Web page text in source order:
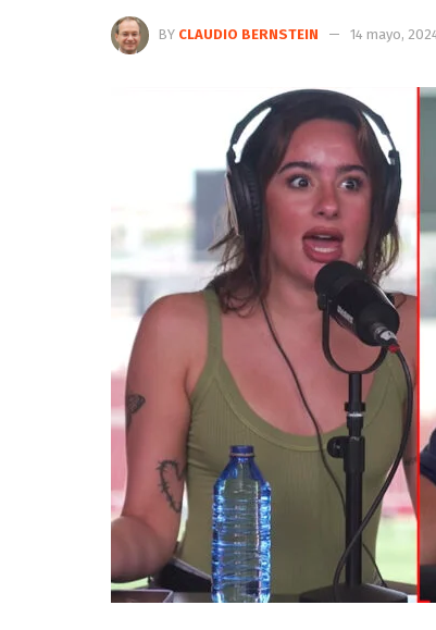
BY CLAUDIO BERNSTEIN 14 mayo,